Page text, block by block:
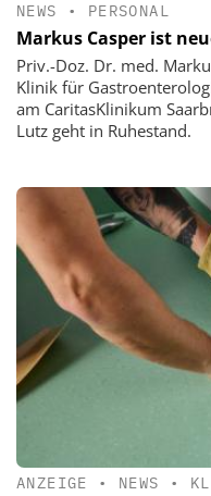
NEWS • PERSONAL
Markus Casper ist
Priv.-Doz. Dr. med.
Klinik für
am CaritasKlinikum
Lutz geht in Ruhestand.
ANZEIGE • NEWS •